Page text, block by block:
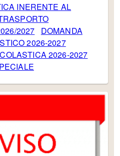
INERENTE AL
2027
DOMANDA
2026-2027
2026-2027